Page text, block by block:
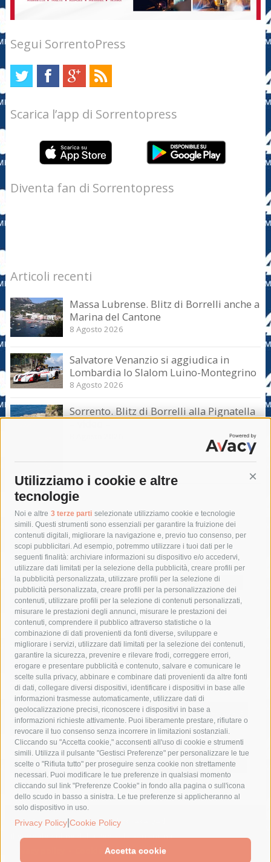
Utilizziamo i cookie e altre
tecnologie
Noi e altre 3 terze parti selezionate utilizziamo cookie e tecnologie
simili. Questi strumenti sono essenziali per garantire la fruizione dei
contenuti digitali, migliorare la navigazione e, previo tuo consenso, per
scopi pubblicitari. Ad esempio, potremmo utilizzare i tuoi dati per le
seguenti finalità: archiviare informazioni su dispositivo e/o accedervi,
utilizzare dati limitati per la selezione della pubblicità, creare profili per
la pubblicità personalizzata, utilizzare profili per la selezione di
pubblicità personalizzata, creare profili per la personalizzazione dei
contenuti, utilizzare profili per la selezione di contenuti personalizzati,
misurare le prestazioni degli annunci, misurare le prestazioni dei
contenuti, comprendere il pubblico attraverso statistiche o la
combinazione di dati provenienti da fonti diverse, sviluppare e
migliorare i servizi, utilizzare dati limitati per la selezione dei contenuti,
garantire la sicurezza, prevenire e rilevare frodi, correggere errori,
erogare e presentare pubblicità e contenuto, salvare e comunicare le
scelte sulla privacy, abbinare e combinare dati provenienti da altre fonti
di dati, collegare diversi dispositivi, identificare i dispositivi in base alle
informazioni trasmesse automaticamente, utilizzare dati di
geolocalizzazione precisi, riconoscere i dispositivi in base a
informazioni richieste attivamente. Puoi liberamente prestare, rifiutare o
revocare il tuo consenso senza incorrere in limitazioni sostanziali.
Cliccando su "Accetta cookie," acconsenti all'uso di cookie e strumenti
simili. Utilizza il pulsante "Gestisci Preferenze" per personalizzare le tue
scelte o "Rifiuta tutto" per proseguire senza cookie non strettamente
necessari. Puoi modificare le tue preferenze in qualsiasi momento
cliccando sul link "Preferenze Cookie" in fondo alla pagina o sull'icona
dello scudo in basso a sinistra. Le tue preferenze si applicheranno al
solo dispositivo in uso.
Privacy Policy Cookie Policy
Accetta cookie
Segui SorrentoPress
Scarica l’app di Sorrentopress
Diventa fan di Sorrentopress
Articoli recenti
Massa Lubrense. Blitz di Borrelli anche a
Marina del Cantone
8 Agosto 2026
Salvatore Venanzio si aggiudica in
Lombardia lo Slalom Luino-Montegrino
8 Agosto 2026
Sorrento. Blitz di Borrelli alla Pignatella
– video –
Tag
acqua allerta meteo
anas
area marina protetta di punta campanella
arresto
Asl Napoli 3 sud
capitaneria di porto capri
carabinieri
castellammare di stabia
circumvesuviana
comune di sorrento
concerto
contagi
costiera amalfitana
covid-19 eav
elezioni
fondazione sorrento
gori guardia costiera
incidente
lavori
lorenzo balducelli mare
massa lubrense
massimo coppola
Meta napoli
ordinanza
penisola sorrentina
piano di sorrento
polizia municipale
protezione civile
Regione Campania
sant'agnello
sindaco cuomo
sorrento studenti temporali
treni
turismo
Vico Equense villa fiorentino vincenzo de luca
© 2015 SorrentoPress. All rights reserved.
Il giornale online della Penisola Sorrentina
Cookie Policy